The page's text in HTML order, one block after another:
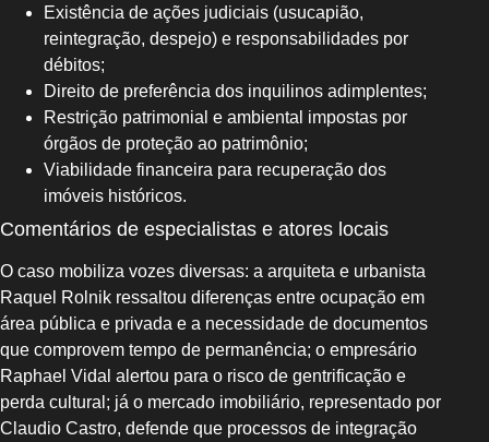
Existência de ações judiciais (usucapião,
reintegração, despejo) e responsabilidades por
débitos;
Direito de preferência dos inquilinos adimplentes;
Restrição patrimonial e ambiental impostas por
órgãos de proteção ao patrimônio;
Viabilidade financeira para recuperação dos
imóveis históricos.
Comentários de especialistas e atores locais
O caso mobiliza vozes diversas: a arquiteta e urbanista
Raquel Rolnik ressaltou diferenças entre ocupação em
área pública e privada e a necessidade de documentos
que comprovem tempo de permanência; o empresário
Raphael Vidal alertou para o risco de gentrificação e
perda cultural; já o mercado imobiliário, representado por
Claudio Castro, defende que processos de integração